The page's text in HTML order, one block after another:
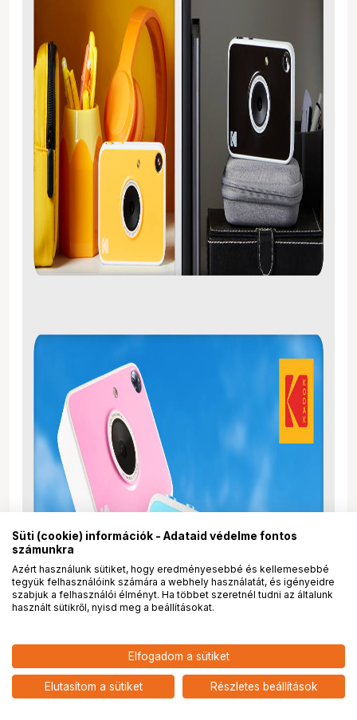
KODAK PRINTOMATIC + BLACK
add
Süti (cookie) információk - Adataid védelme fontos
számunkra
Azért használunk sütiket, hogy eredményesebbé és kellemesebbé
tegyük felhasználóink számára a webhely használatát, és igényeidre
szabjuk a felhasználói élményt. Ha többet szeretnél tudni az általunk
használt sütikről, nyisd meg a beállításokat.
Elfogadom a sütiket
Elutasítom a sütiket Részletes beállítások